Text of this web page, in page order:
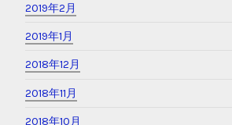
2019年2月
2019年1月
2018年12月
2018年11月
2018年10月